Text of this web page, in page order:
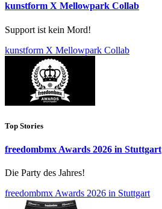
kunstform X Mellowpark Collab
Support ist kein Mord!
kunstform X Mellowpark Collab
Top Stories
freedombmx Awards 2026 in Stuttgart
Die Party des Jahres!
freedombmx Awards 2026 in Stuttgart